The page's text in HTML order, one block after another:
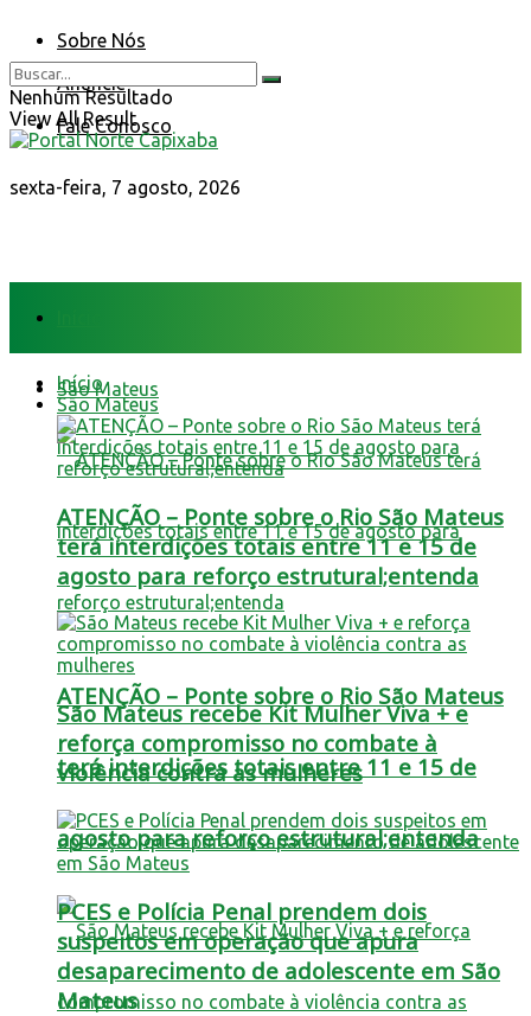
Sobre Nós
Anuncie
Fale Conosco
sexta-feira, 7 agosto, 2026
Nenhum Resultado
View All Result
São Mateus
ATENÇÃO – Ponte sobre o Rio São Mateus
terá interdições totais entre 11 e 15 de
agosto para reforço estrutural;entenda
Início
São Mateus
ATENÇÃO – Ponte sobre o Rio São Mateus
terá interdições totais entre 11 e 15 de
agosto para reforço estrutural;entenda
São Mateus recebe Kit Mulher Viva + e
reforça compromisso no combate à
violência contra as mulheres
PCES e Polícia Penal prendem dois
suspeitos em operação que apura
desaparecimento de adolescente em São
Mateus